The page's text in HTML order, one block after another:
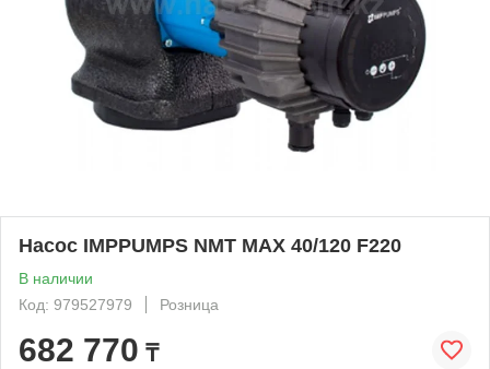
Насос IMPPUMPS NMT MAX 40/120 F220
В наличии
Код: 979527979
Розница
682 770 ₸